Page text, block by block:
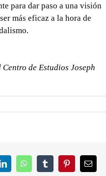
para dar paso a una visión
más eficaz a la hora de
de Estudios Joseph
LinkedInWhatsAppTumblrPinterestCorreo